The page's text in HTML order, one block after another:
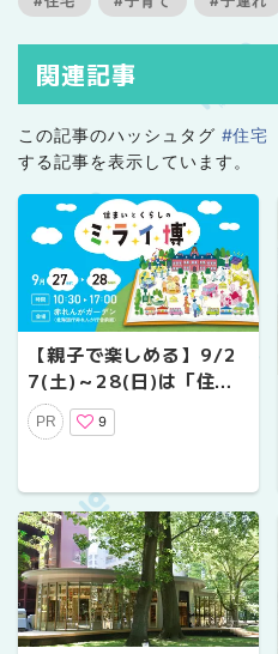
関連記事
この記事のハッシュタグ #住宅
する記事を表示しています。
【親子で楽しめる】9/2
7(土)～28(日)は「住ま
いとくらしのミライ博」
へ行こう！赤れんがガー
PR 9